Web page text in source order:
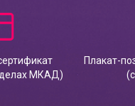
МКАД)
Плакат-